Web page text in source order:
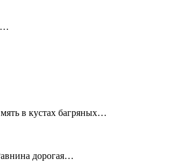
в кустах багряных…
дорогая…